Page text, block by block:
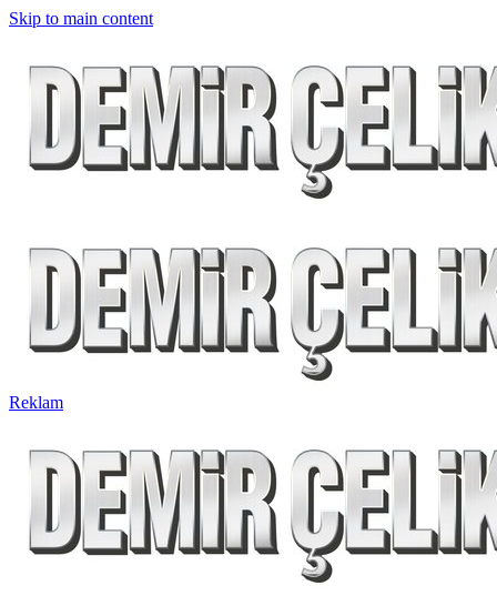
Skip to main content
Reklam